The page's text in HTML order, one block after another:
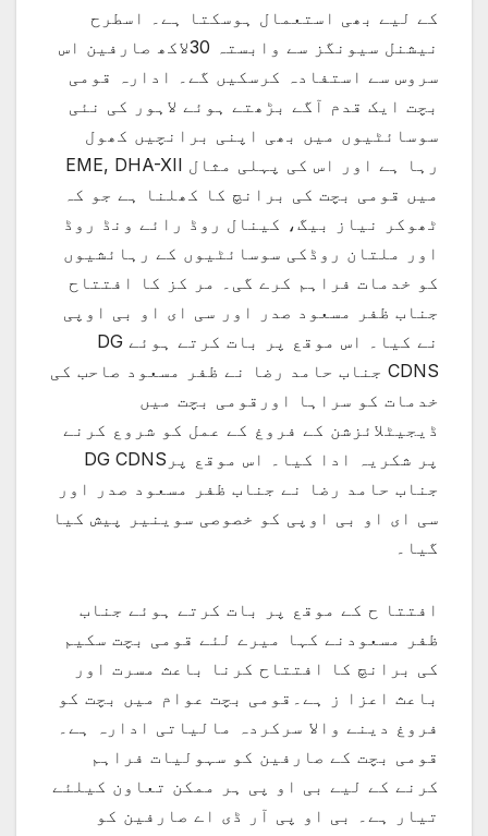
کے لیے بھی استعمال ہوسکتا ہے۔ اسطرح
نیشنل سیونگز سے وابستہ 30لاکھ صارفین اس
سروس سے استفادہ کرسکیں گے۔ ادارہ قومی
بچت ایک قدم آگے بڑھتے ہوئے لاہور کی نئی
سوسائٹیوں میں بھی اپنی برانچیں کھول
رہا ہے اور اس کی پہلی مثال EME, DHA-XII
میں قومی بچت کی برانچ کا کھلنا ہے جو کہ
ٹھوکر نیاز بیگ، کینال روڈ رائے ونڈ روڈ
اور ملتان روڈکی سوسائٹیوں کے رہائشیوں
کو خدمات فراہم کرے گی۔ مر کز کا افتتاح
جناب ظفر مسعود صدر اور سی ای او بی اوپی
نے کیا۔ اس موقع پر بات کرتے ہوئے DG
CDNS جناب حامد رضا نے ظفر مسعود صاحب کی
خدمات کو سراہا اورقومی بچت میں
ڈیجیٹلائزشن کے فروغ کے عمل کو شروع کرنے
پر شکریہ ادا کیا۔ اس موقع پرDG CDNS
جناب حامد رضا نے جناب ظفر مسعود صدر اور
سی ای او بی اوپی کو خصوصی سوینیر پیش کیا
گیا۔
افتتا ح کے موقع پر بات کرتے ہوئے جناب
ظفر مسعودنے کہا میرے لئے قومی بچت سکیم
کی برانچ کا افتتاح کرنا باعث مسرت اور
باعث اعزا ز ہے۔قومی بچت عوام میں بچت کو
فروغ دینے والا سرکردہ مالیاتی ادارہ ہے۔
قومی بچت کے صارفین کو سہولیات فراہم
کرنے کے لیے بی او پی ہر ممکن تعاون کیلئے
تیار ہے۔ بی او پی آر ڈی اے صارفین کو